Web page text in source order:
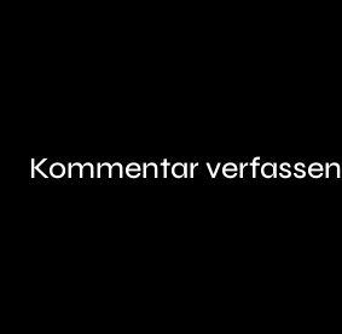
Kommentar verfassen